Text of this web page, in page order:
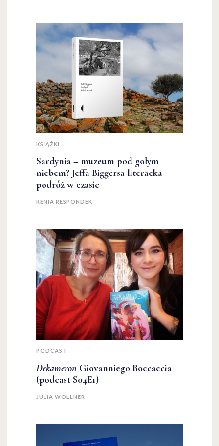
KSIĄŻKI
Sardynia – muzeum pod gołym
niebem? Jeffa Biggersa literacka
podróż w czasie
RENIA RESPONDEK
PODCAST
Dekameron Giovanniego Boccaccia
(podcast S04E1)
JULIA WOLLNER